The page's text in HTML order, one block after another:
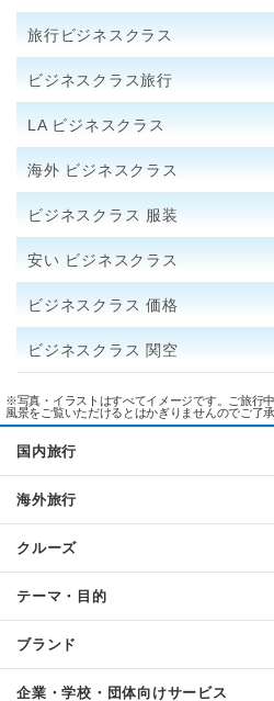
旅行ビジネスクラス
ビジネスクラス旅行
LA ビジネスクラス
海外 ビジネスクラス
ビジネスクラス 服装
安い ビジネスクラス
ビジネスクラス 価格
ビジネスクラス 関空
※写真・イラストはすべてイメージです。ご旅行
風景をご覧いただけるとはかぎりませんのでご了承
国内旅行
海外旅行
クルーズ
テーマ・目的
ブランド
企業・学校・団体向けサービス